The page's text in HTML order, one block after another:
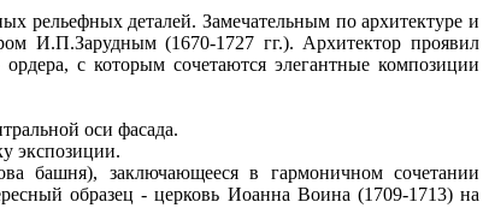
рельефных деталей. Замечательным по архитектуре и
И.П.Зарудным (1670-1727 гг.). Архитектор проявил
с которым сочетаются элегантные композиции
оси фасада.
экспозиции.
башня), заключающееся в гармоничном сочетании
образец - церковь Иоанна Воина (1709-1713) на